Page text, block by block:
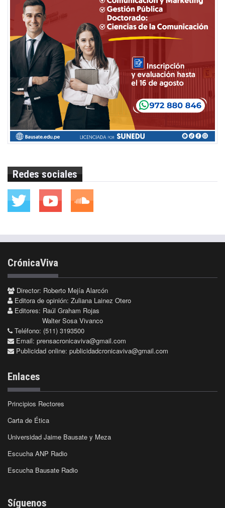
Redes sociales
CrónicaViva
Director: Roberto Mejía Alarcón
Editora de opinión: Zuliana Lainez Otero
Editores: Raúl Graham Rojas
Walter Sosa Vivanco
Teléfono: (511) 3193500
Email: prensacronicaviva@gmail.com
Publicidad online: publicidadcronicaviva@gmail.com
Enlaces
Principios Rectores
Carta de Ética
Universidad Jaime Bausate y Meza
Escucha ANP Radio
Escucha Bausate Radio
Síguenos